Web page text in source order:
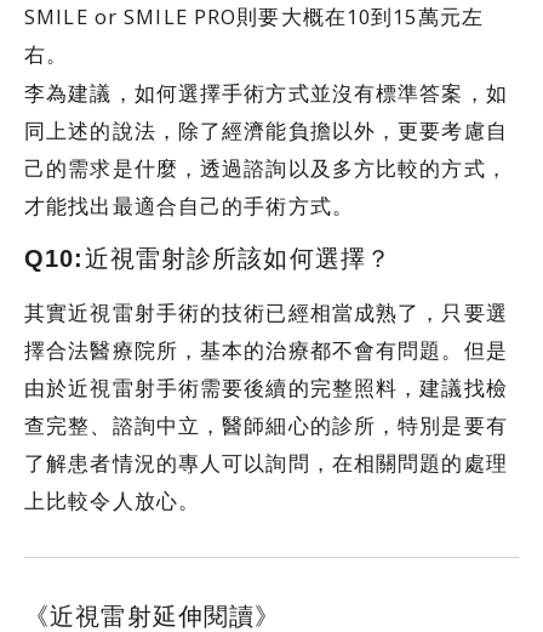
SMILE or SMILE PRO則要大概在10到15萬元左
右。
李為建議，如何選擇手術方式並沒有標準答案，如
同上述的說法，除了經濟能負擔以外，更要考慮自
己的需求是什麼，透過諮詢以及多方比較的方式，
才能找出最適合自己的手術方式。
Q10:近視雷射診所該如何選擇？
其實近視雷射手術的技術已經相當成熟了，只要選
擇合法醫療院所，基本的治療都不會有問題。但是
由於近視雷射手術需要後續的完整照料，建議找檢
查完整、諮詢中立，醫師細心的診所，特別是要有
了解患者情況的專人可以詢問，在相關問題的處理
上比較令人放心。
《近視雷射延伸閱讀》